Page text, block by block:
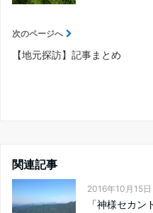
次のページへ
【地元探訪】記事まとめ
関連記事
2016年10月15日
「神様セカ